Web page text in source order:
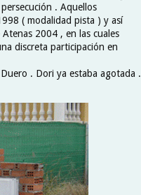
. Aquellos
( modalidad pista ) y así
2004 , en las cuales
discreta participación en
. Dori ya estaba agotada .